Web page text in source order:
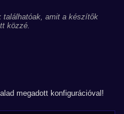
találhatóak, amit a készítők
közzé.
megadott konfigurációval!